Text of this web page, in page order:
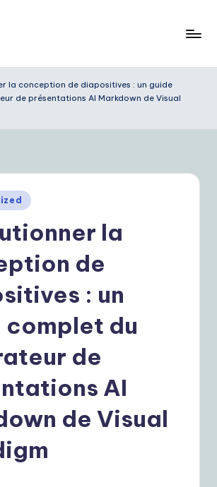
la conception de diapositives : un guide
de présentations AI Markdown de Visual
la
de
: un
complet du
de
AI
de Visual